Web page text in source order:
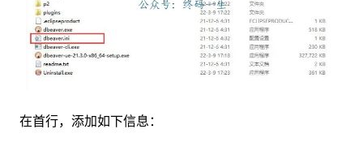
在首行，添加如下信息：